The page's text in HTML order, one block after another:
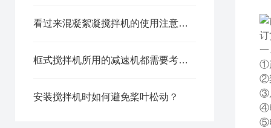
看过来混凝絮凝搅拌机的使用注意事项分享
框式搅拌机所用的减速机都需要考虑哪些因素？
安装搅拌机时如何避免桨叶松动？
订
一
①
②
③
④
⑤